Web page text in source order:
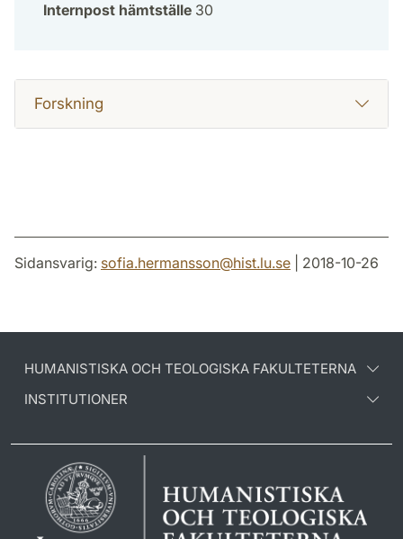
Internpost hämtställe 30
Forskning
Sidansvarig: sofia.hermansson@hist.lu.se | 2018-10-26
HUMANISTISKA OCH TEOLOGISKA FAKULTETERNA
INSTITUTIONER